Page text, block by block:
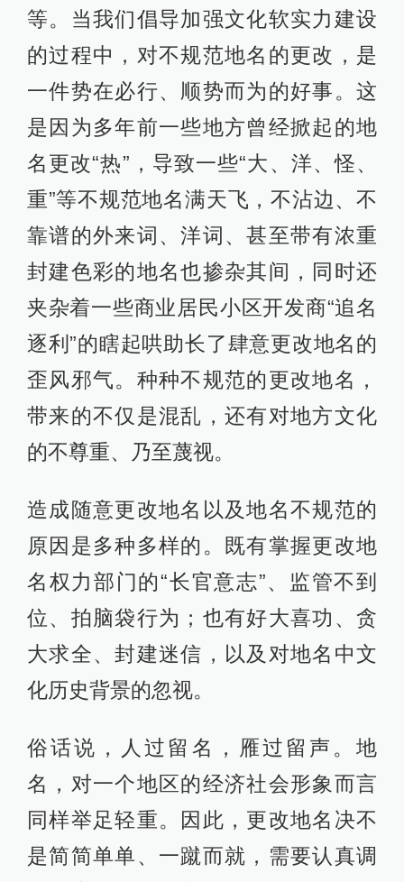
等。当我们倡导加强文化软实力建设
的过程中，对不规范地名的更改，是
一件势在必行、顺势而为的好事。这
是因为多年前一些地方曾经掀起的地
名更改“热”，导致一些“大、洋、怪、
重”等不规范地名满天飞，不沾边、不
靠谱的外来词、洋词、甚至带有浓重
封建色彩的地名也掺杂其间，同时还
夹杂着一些商业居民小区开发商“追名
逐利”的瞎起哄助长了肆意更改地名的
歪风邪气。种种不规范的更改地名，
带来的不仅是混乱，还有对地方文化
的不尊重、乃至蔑视。
造成随意更改地名以及地名不规范的
原因是多种多样的。既有掌握更改地
名权力部门的“长官意志”、监管不到
位、拍脑袋行为；也有好大喜功、贪
大求全、封建迷信，以及对地名中文
化历史背景的忽视。
俗话说，人过留名，雁过留声。地
名，对一个地区的经济社会形象而言
同样举足轻重。因此，更改地名决不
是简简单单、一蹴而就，需要认真调